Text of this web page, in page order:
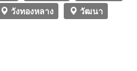
วังทองหลาง
วัฒนา